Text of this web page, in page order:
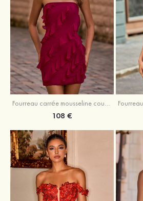
Fourreau carrée mousseline courte/mini robe de fête de la rentré avec volants
108 €